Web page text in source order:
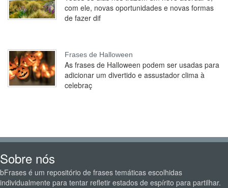
com ele, novas oportunidades e novas formas
de fazer dif
Frases de Halloween
As frases de Halloween podem ser usadas para
adicionar um divertido e assustador clima à
celebraç
Sobre nós
bFrases é um repositório de frases temáticas escolhidas
individualmente para tentar refletir estados de espírito para partilhar.